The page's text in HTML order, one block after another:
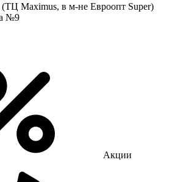
(ТЦ Maximus, в м-не Евроопт Super)
№9
Акции